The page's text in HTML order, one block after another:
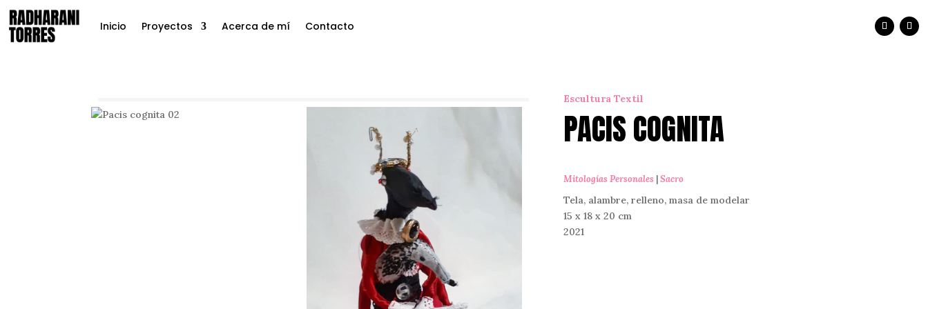
Inicio Proyectos Acerca de mí Contacto
Escultura Textil
PACIS COGNITA
Mitologías Personales |Sacro
Tela, alambre, relleno, masa de modelar
15 x 18 x 20 cm
2021